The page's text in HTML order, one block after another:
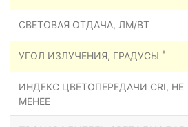
СВЕТОВАЯ ОТДАЧА, ЛМ/ВТ
УГОЛ ИЗЛУЧЕНИЯ, ГРАДУСЫ *
ИНДЕКС ЦВЕТОПЕРЕДАЧИ CRI, НЕ
МЕНЕЕ